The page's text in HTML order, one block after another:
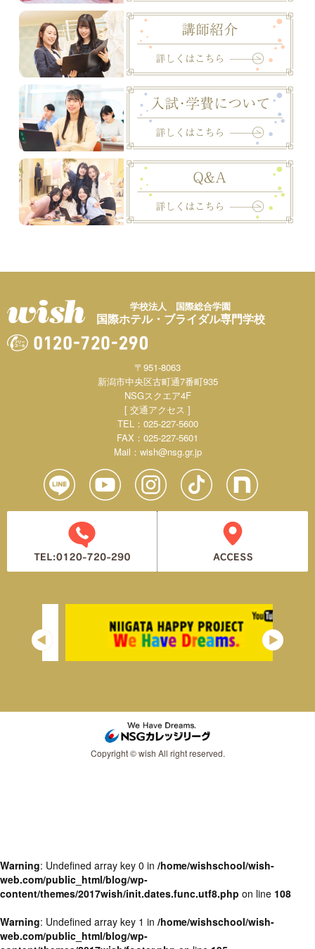
学校法人 国際総合学園
国際ホテル・ブライダル専門学校
〒951-8063
新潟市中央区古町通7番町935
NSGスクエア4F
[ 交通アクセス ]
TEL：025-227-5600
FAX：025-227-5601
Mail： wish@nsg.gr.jp
Copyright © wish All right reserved.
Warning: Undefined array key 0 in /home/wishschool/wish-
web.com/public_html/blog/wp-
content/themes/2017wish/init.dates.func.utf8.php on line 108
Warning: Undefined array key 1 in /home/wishschool/wish-
web.com/public_html/blog/wp-